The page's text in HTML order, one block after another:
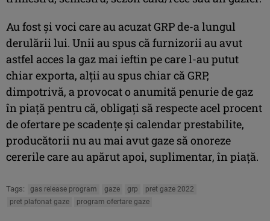
Au fost și voci care au acuzat GRP de-a lungul
derulării lui. Unii au spus că furnizorii au avut
astfel acces la gaz mai ieftin pe care l-au putut
chiar exporta, alții au spus chiar că GRP,
dimpotrivă, a provocat o anumită penurie de gaz
în piață pentru că, obligați să respecte acel procent
de ofertare pe scadențe și calendar prestabilite,
producătorii nu au mai avut gaze să onoreze
cererile care au apărut apoi, suplimentar, în piață.
Tags: gas release program gaze grp
pret gaze 2022
pret plafonat gaze
program ofertare gaze